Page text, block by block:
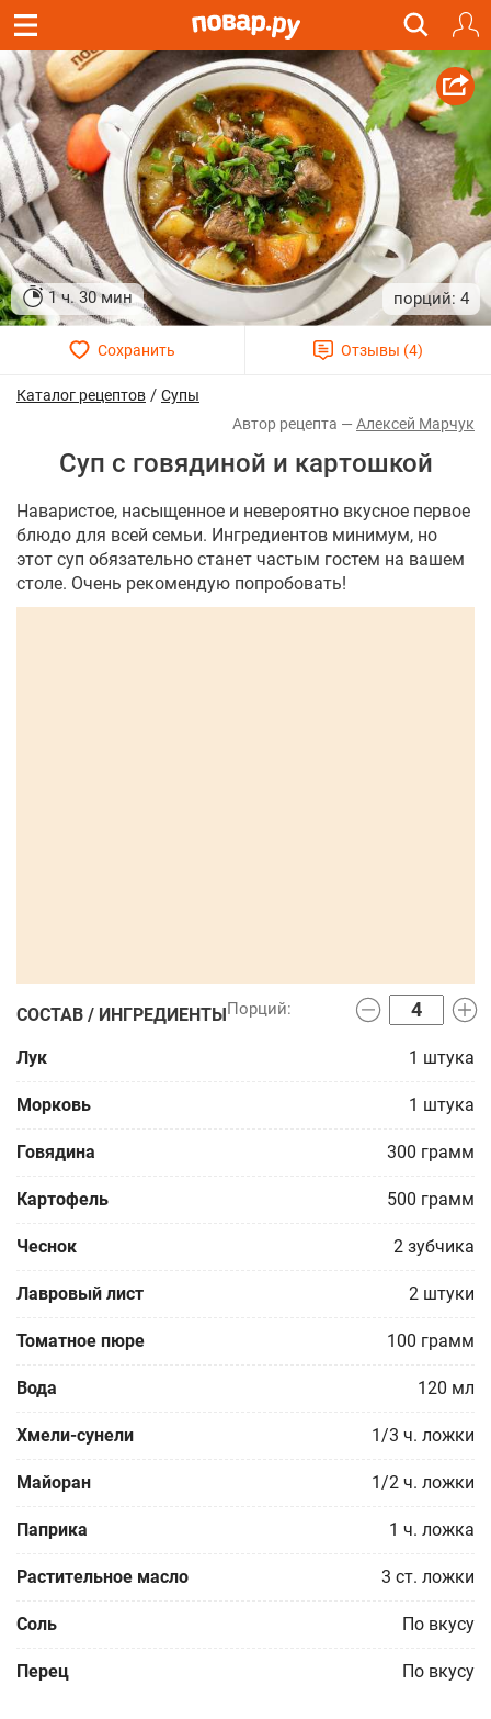
1 ч. 30 мин 4
Каталог рецептов / Супы
Алексей Марчук
Суп с говядиной и картошкой
Наваристое, насыщенное и невероятно вкусное первое
блюдо для всей семьи. Ингредиентов минимум, но
этот суп обязательно станет частым гостем на вашем
столе. Очень рекомендую попробовать!
СОСТАВ / ИНГРЕДИЕНТЫ
Лук 1 штука
Морковь 1 штука
Говядина 300 грамм
Картофель 500 грамм
Чеснок 2 зубчика
Лавровый лист 2 штуки
Томатное пюре 100 грамм
Вода 120 мл
Хмели-сунели 1/3 ч. ложки
Майоран 1/2 ч. ложки
Паприка 1 ч. ложка
Растительное масло 3 ст. ложки
Соль По вкусу
Перец По вкусу